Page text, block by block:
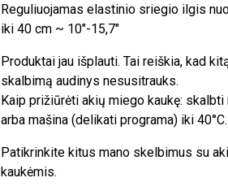
Reguliuojamas elastinio sriegio ilgis
iki 40 cm ~ 10"-15,7"
Produktai jau išplauti. Tai reiškia, kad
skalbimą audinys nesusitrauks.
Kaip prižiūrėti akių miego kaukę: skalbti
arba mašina (delikati programa) iki 40°C.
Patikrinkite kitus mano skelbimus su
kaukėmis.